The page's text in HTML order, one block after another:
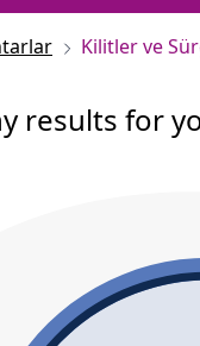
Kilitler ve
results for